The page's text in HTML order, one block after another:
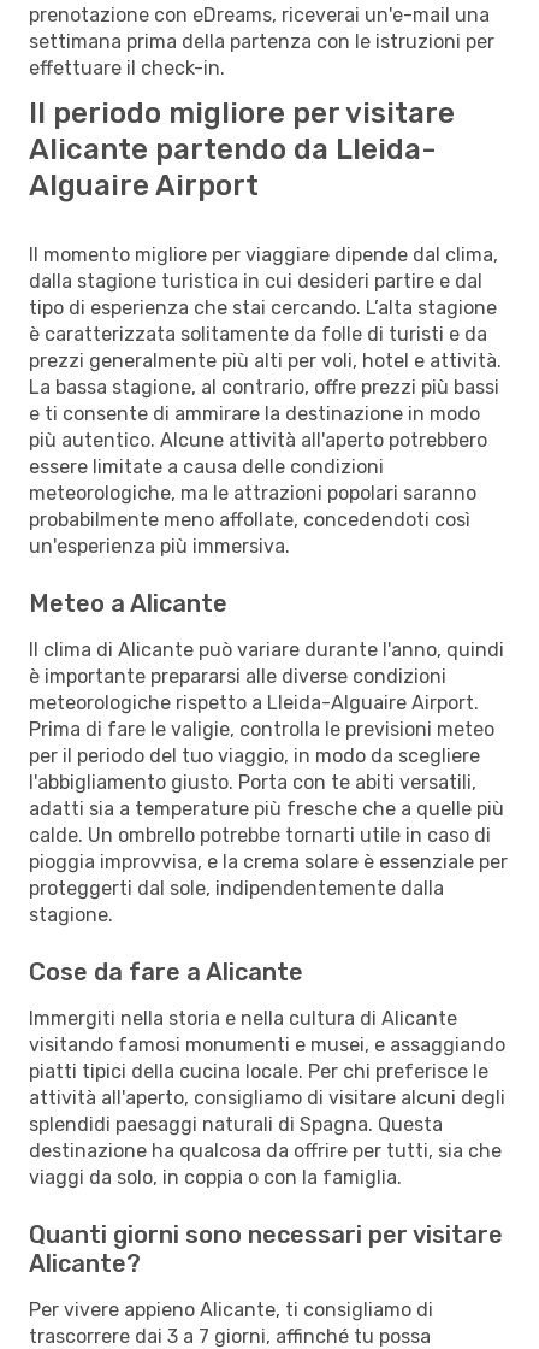
prenotazione con eDreams, riceverai un'e-mail una
settimana prima della partenza con le istruzioni per
effettuare il check-in.
Il periodo migliore per visitare
Alicante partendo da Lleida-
Alguaire Airport
Il momento migliore per viaggiare dipende dal clima,
dalla stagione turistica in cui desideri partire e dal
tipo di esperienza che stai cercando. L’alta stagione
è caratterizzata solitamente da folle di turisti e da
prezzi generalmente più alti per voli, hotel e attività.
La bassa stagione, al contrario, offre prezzi più bassi
e ti consente di ammirare la destinazione in modo
più autentico. Alcune attività all'aperto potrebbero
essere limitate a causa delle condizioni
meteorologiche, ma le attrazioni popolari saranno
probabilmente meno affollate, concedendoti così
un'esperienza più immersiva.
Meteo a Alicante
Il clima di Alicante può variare durante l'anno, quindi
è importante prepararsi alle diverse condizioni
meteorologiche rispetto a Lleida-Alguaire Airport.
Prima di fare le valigie, controlla le previsioni meteo
per il periodo del tuo viaggio, in modo da scegliere
l'abbigliamento giusto. Porta con te abiti versatili,
adatti sia a temperature più fresche che a quelle più
calde. Un ombrello potrebbe tornarti utile in caso di
pioggia improvvisa, e la crema solare è essenziale per
proteggerti dal sole, indipendentemente dalla
stagione.
Cose da fare a Alicante
Immergiti nella storia e nella cultura di Alicante
visitando famosi monumenti e musei, e assaggiando
piatti tipici della cucina locale. Per chi preferisce le
attività all'aperto, consigliamo di visitare alcuni degli
splendidi paesaggi naturali di Spagna. Questa
destinazione ha qualcosa da offrire per tutti, sia che
viaggi da solo, in coppia o con la famiglia.
Quanti giorni sono necessari per visitare
Alicante?
Per vivere appieno Alicante, ti consigliamo di
trascorrere dai 3 a 7 giorni, affinché tu possa